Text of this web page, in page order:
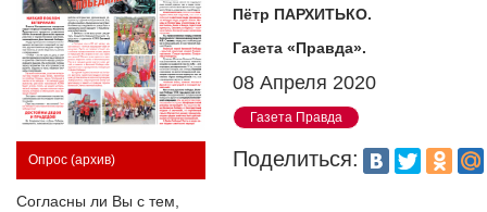
Опрос (архив)
Согласны ли Вы с тем,
Пётр ПАРХИТЬКО.
Газета «Правда».
08 Апреля 2020
Газета Правда
Поделиться: